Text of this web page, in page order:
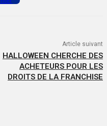
Article suivant
HALLOWEEN CHERCHE DES
ACHETEURS POUR LES
DROITS DE LA FRANCHISE